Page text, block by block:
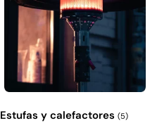
Estufas y calefactores (5)